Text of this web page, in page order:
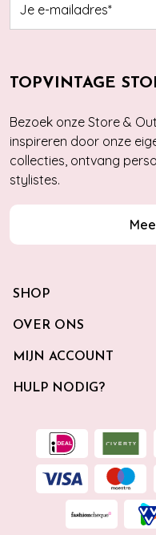
TOPVINTAGE
Bezoek onze Store &
inspireren door onze
collecties, ontvang
stylistes.
SHOP
OVER ONS
MIJN ACCOUNT
HULP NODIG?